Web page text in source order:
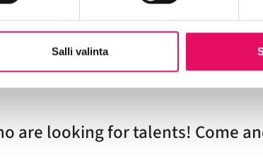
Salli valinta
Katja Kaataja, MONI-info
individuals, hosted by
are looking for talents! Come